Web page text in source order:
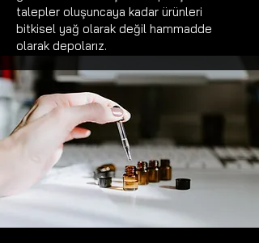
talepler oluşuncaya kadar ürünleri
bitkisel yağ olarak değil hammadde
olarak depolarız.